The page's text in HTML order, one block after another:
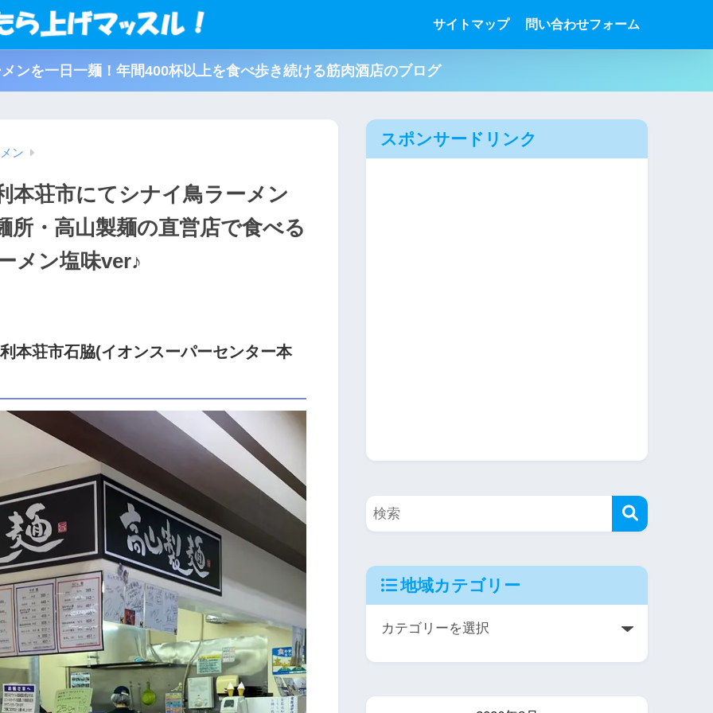
サイトマップ 問い合わせフォーム
ンを一日一麺！年間400杯以上を食べ歩き続ける筋肉酒店のブログ
ン
本荘市にてシナイ鳥ラーメン
所・高山製麺の直営店で食べる
メン塩味ver♪
本荘市石脇(イオンスーパーセンター本
スポンサードリンク
地域カテゴリー